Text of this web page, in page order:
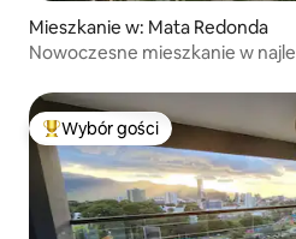
Mieszkanie w: Mata Redonda
Nowoczesne mieszkanie w
Najpopularniejsze z kategorii
Wybór gości